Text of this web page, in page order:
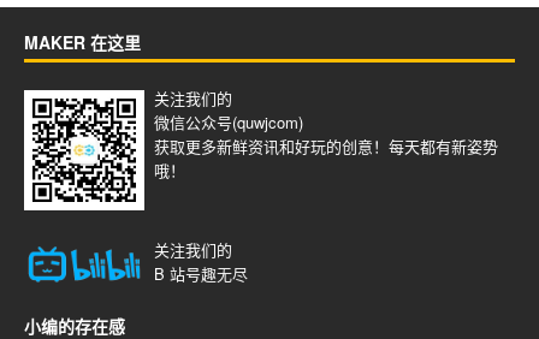
MAKER 在这里
关注我们的
微信公众号(quwjcom)
获取更多新鲜资讯和好玩的创意！每天都有新姿势
哦！
关注我们的
B 站号趣无尽
小编的存在感